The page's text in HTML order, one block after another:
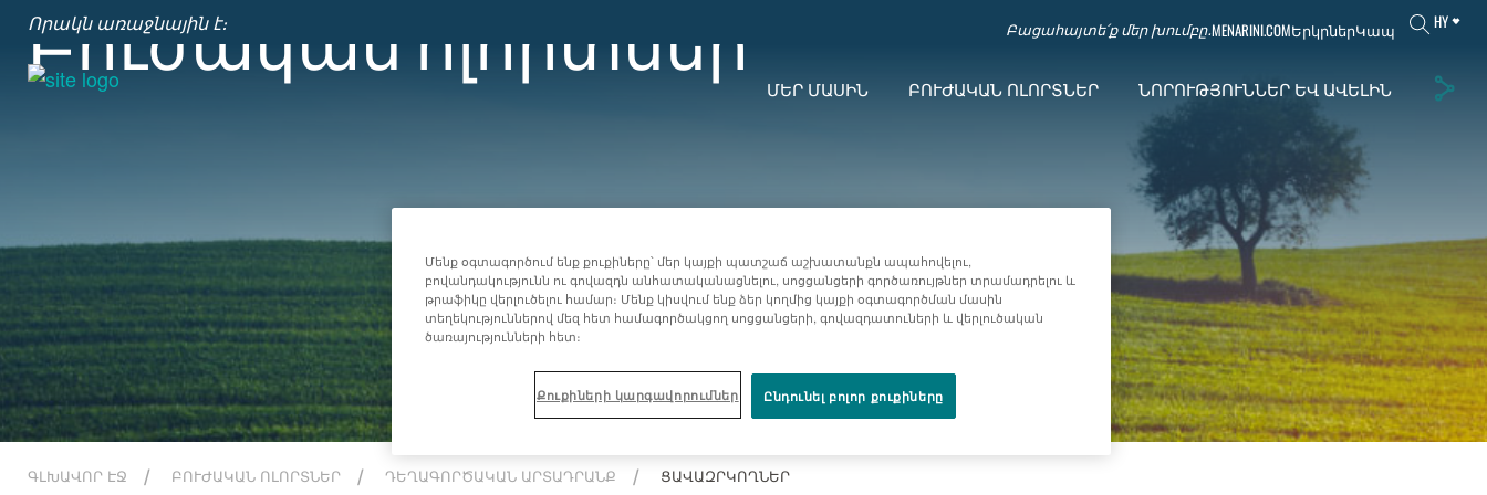
Որակն առաջնային է։ Բացահայտե՛ք մեր խումբը․MENARINI.COMԵրկրներԿապ HY
ՄԵՐ ՄԱՍԻՆ ԲՈՒԺԱԿԱՆ ՈԼՈՐՏՆԵՐ ՆՈՐՈՒԹՅՈՒՆՆԵՐ ԵՎ ԱՎԵԼԻՆ
Բուժական ոլորտներ
ԳԼԽԱՎՈՐ ԷՋ ԲՈՒԺԱԿԱՆ ՈԼՈՐՏՆԵՐ ԴԵՂԱԳՈՐԾԱԿԱՆ ԱՐՏԱԴՐԱՆՔ ՑԱՎԱԶՐԿՈՂՆԵՐ
Մենք օգտագործում ենք քուքիները՝ մեր կայքի պատշաճ աշխատանքն ապահովելու,
բովանդակությունն ու գովազդն անհատականացնելու, սոցցանցերի գործառույթներ տրամադրելու և
թրաֆիկը վերլուծելու համար։ Մենք կիսվում ենք ձեր կողմից կայքի օգտագործման մասին
տեղեկություններով մեզ հետ համագործակցող սոցցանցերի, գովազդատուների և վերլուծական
ծառայությունների հետ։
Քուքիների կարգավորումներ Ընդունել բոլոր քուքիները